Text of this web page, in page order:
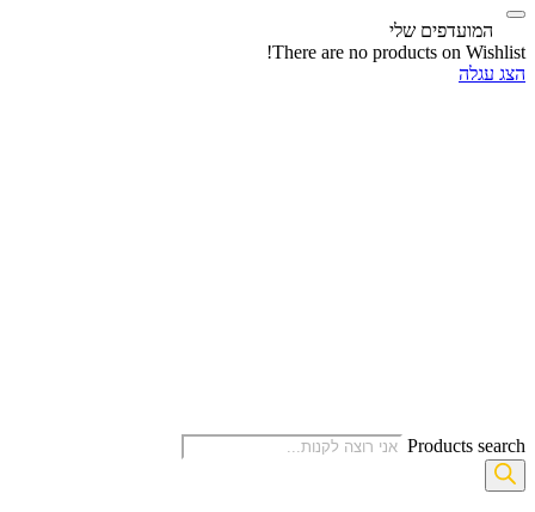
המועדפים שלי
There are no products on Wishlist!
הצג עגלה
Products search